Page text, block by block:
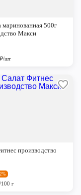
маринованная 500г
Макси
₽/шт
производство
100 г